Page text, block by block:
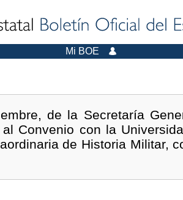
Mi BOE
de la Secretaría
Convenio con la
de Historia Militar,